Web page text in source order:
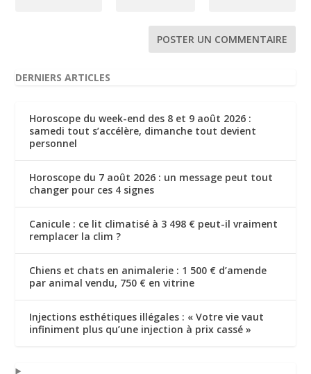
DERNIERS ARTICLES
Horoscope du week-end des 8 et 9 août 2026 :
samedi tout s’accélère, dimanche tout devient
personnel
Horoscope du 7 août 2026 : un message peut tout
changer pour ces 4 signes
Canicule : ce lit climatisé à 3 498 € peut-il vraiment
remplacer la clim ?
Chiens et chats en animalerie : 1 500 € d’amende
par animal vendu, 750 € en vitrine
Injections esthétiques illégales : « Votre vie vaut
infiniment plus qu’une injection à prix cassé »